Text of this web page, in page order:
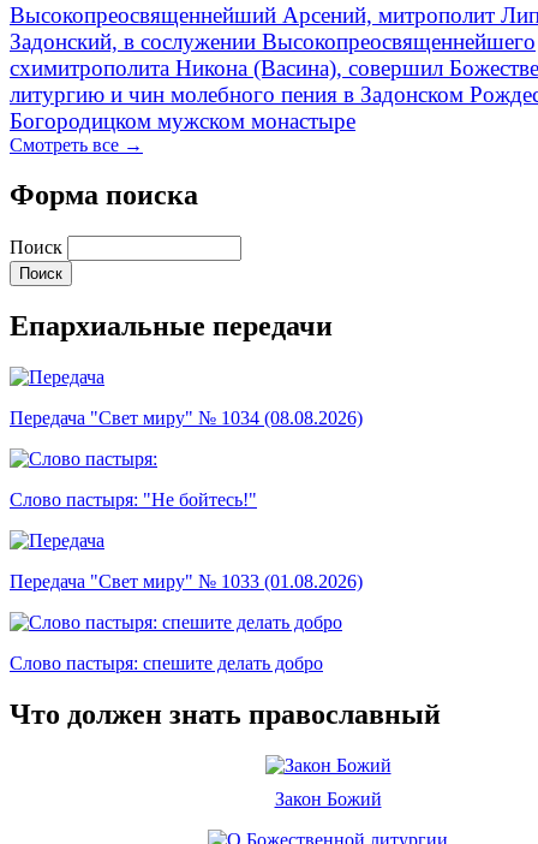
Высокопреосвященнейший Арсений, митрополит
Задонский, в сослужении Высокопреосвященнейшего
схимитрополита Никона (Васина), совершил
литургию и чин молебного пения в Задонском
Богородицком мужском монастыре
Смотреть все →
Форма поиска
Поиск
Епархиальные передачи
Передача "Свет миру" № 1034 (08.08.2026)
Слово пастыря: "Не бойтесь!"
Передача "Свет миру" № 1033 (01.08.2026)
Слово пастыря: спешите делать добро
Что должен знать православный
Закон Божий